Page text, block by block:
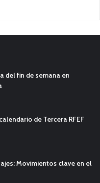
del fin de semana en
de Tercera RFEF
Movimientos clave en el